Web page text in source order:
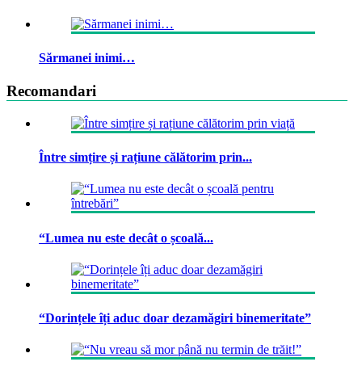
Sărmanei inimi…
Recomandari
Între simțire și rațiune călătorim prin...
“Lumea nu este decât o școală...
“Dorințele îți aduc doar dezamăgiri binemeritate”